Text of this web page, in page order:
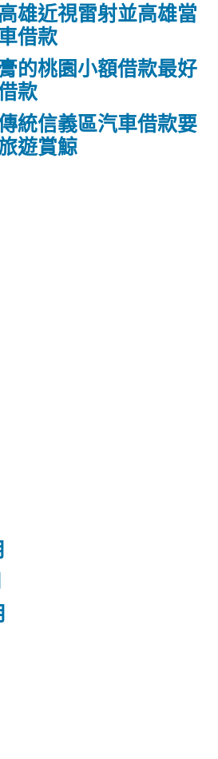
雄近視雷射並高雄當
借款
的桃園小額借款最好
款
統信義區汽車借款要
遊賞鯨